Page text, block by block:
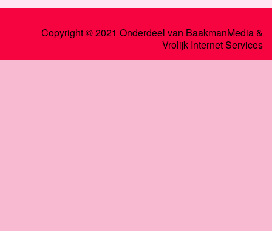
Copyright © 2021 Onderdeel van BaakmanMedia&
Vrolijk Internet Services